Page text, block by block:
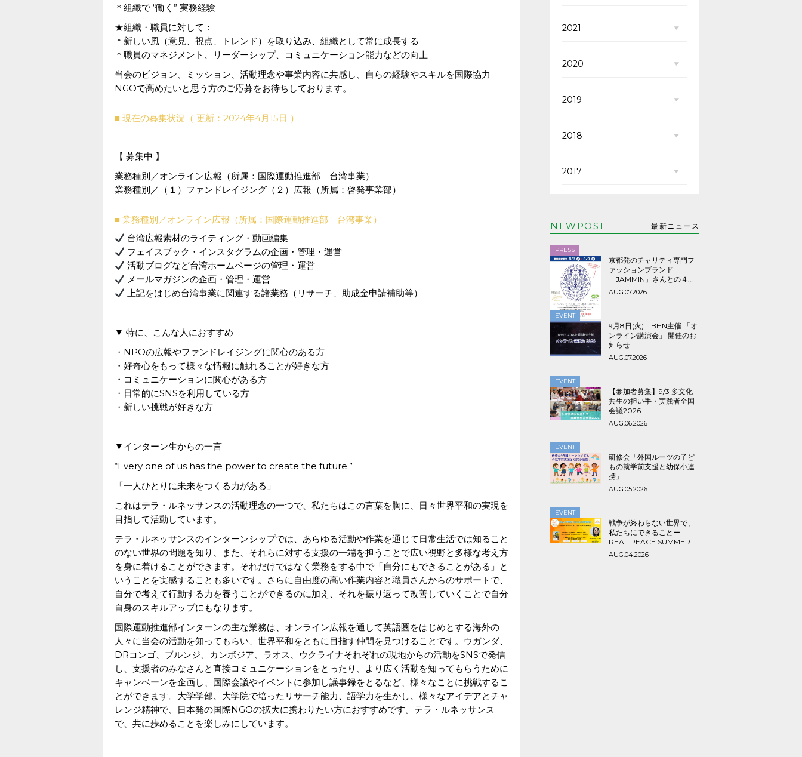
＊組織で “働く” 実務経験
★組織・職員に対して：
＊新しい風（意見、視点、トレンド）を取り込み、組織として常に成長する
＊職員のマネジメント、リーダーシップ、コミュニケーション能力などの向上
当会のビジョン、ミッション、活動理念や事業内容に共感し、自らの経験やスキルを国際協力
NGOで高めたいと思う方のご応募をお待ちしております。
■ 現在の募集状況（ 更新：2024年4月15日 ）
【 募集中 】
業務種別／オンライン広報（所属：国際運動推進部 台湾事業）
業務種別／（１）ファンドレイジング（２）広報（所属：啓発事業部）
■ 業務種別／オンライン広報（所属：国際運動推進部 台湾事業）
台湾広報素材のライティング・動画編集
フェイスブック・インスタグラムの企画・管理・運営
活動ブログなど台湾ホームページの管理・運営
メールマガジンの企画・管理・運営
上記をはじめ台湾事業に関連する諸業務（リサーチ、助成金申請補助等）
▼ 特に、こんな人におすすめ
・NPOの広報やファンドレイジングに関心のある方
・好奇心をもって様々な情報に触れることが好きな方
・コミュニケーションに関心がある方
・日常的にSNSを利用している方
・新しい挑戦が好きな方
▼インターン生からの一言
“Every one of us has the power to create the future.”
「一人ひとりに未来をつくる力がある」
これはテラ・ルネッサンスの活動理念の一つで、私たちはこの言葉を胸に、日々世界平和の実現を
目指して活動しています。
テラ・ルネッサンスのインターンシップでは、あらゆる活動や作業を通じて日常生活では知ること
のない世界の問題を知り、また、それらに対する支援の一端を担うことで広い視野と多様な考え方
を身に着けることができます。それだけではなく業務をする中で「自分にもできることがある」と
いうことを実感することも多いです。さらに自由度の高い作業内容と職員さんからのサポートで、
自分で考えて行動する力を養うことができるのに加え、それを振り返って改善していくことで自分
自身のスキルアップにもなります。
国際運動推進部インターンの主な業務は、オンライン広報を通して英語圏をはじめとする海外の
人々に当会の活動を知ってもらい、世界平和をともに目指す仲間を見つけることです。ウガンダ、
DRコンゴ、ブルンジ、カンボジア、ラオス、ウクライナそれぞれの現地からの活動をSNSで発信
し、支援者のみなさんと直接コミュニケーションをとったり、より広く活動を知ってもらうために
キャンペーンを企画し、国際会議やイベントに参加し議事録をとるなど、様々なことに挑戦するこ
とができます。大学学部、大学院で培ったリサーチ能力、語学力を生かし、様々なアイデアとチャ
レンジ精神で、日本発の国際NGOの拡大に携わりたい方におすすめです。テラ・ルネッサンス
で、共に歩めることを楽しみにしています。
2021
2020
2019
2018
2017
NEWPOST 最新ニュース
PRESS
京都発のチャリティ専門フ
ァッションブランド
「JAMMIN」さんとの４年
ぶり３回目のコラボTシャツ
AUG.07.2026
EVENT
9月8日(火) BHN主催 「オ
ンライン講演会」 開催のお
知らせ
AUG.07.2026
EVENT
【参加者募集】9/3 多文化
共生の担い手・実践者全国
会議2026
AUG.06.2026
EVENT
研修会「外国ルーツの子ど
もの就学前支援と幼保小連
携」
AUG.05.2026
EVENT
戦争が終わらない世界で、
私たちにできることー
REAL PEACE SUMMER
2026
AUG.04.2026